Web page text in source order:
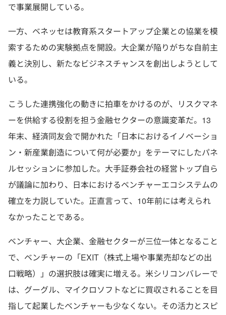
で事業展開している。
一方、ベネッセは教育系スタートアップ企業との協業を模
索するための実験拠点を開設。大企業が陥りがちな自前主
義と決別し、新たなビジネスチャンスを創出しようとして
いる。
こうした連携強化の動きに拍車をかけるのが、リスクマネ
ーを供給する役割を担う金融セクターの意識変革だ。13
年末、経済同友会で開かれた「日本におけるイノベーショ
ン・新産業創造について何が必要か」をテーマにしたパネ
ルセッションに参加した。大手証券会社の経営トップ自ら
が議論に加わり、日本におけるベンチャーエコシステムの
確立を力説していた。正直言って、10年前には考えられ
なかったことである。
ベンチャー、大企業、金融セクターが三位一体となること
で、ベンチャーの「EXIT（株式上場や事業売却などの出
口戦略）」の選択肢は確実に増える。米シリコンバレーで
は、グーグル、マイクロソフトなどに買収されることを目
指して起業したベンチャーも少なくない。その活力とスピ